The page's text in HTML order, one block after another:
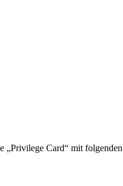
„Privilege Card“ mit